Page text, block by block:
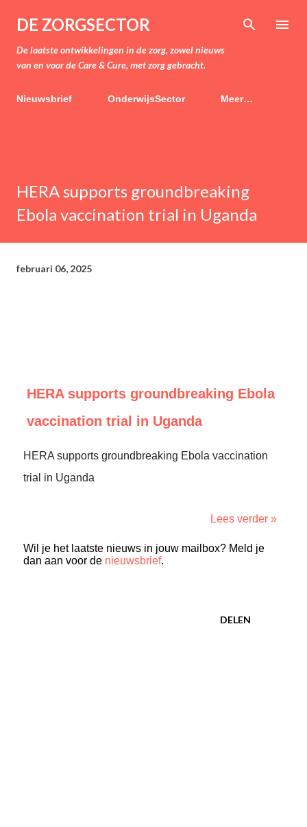
Doorgaan naar hoofdcontent
DE ZORGSECTOR
De laatste ontwikkelingen in de zorg, zowel nieuws
van en voor de Care & Cure, met zorg gebracht.
Nieuwsbrief OnderwijsSector Meer…
HERA supports groundbreaking
Ebola vaccination trial in Uganda
februari 06, 2025
HERA supports groundbreaking Ebola
vaccination trial in Uganda
HERA supports groundbreaking Ebola vaccination
trial in Uganda
Lees verder »
Wil je het laatste nieuws in jouw mailbox? Meld je
dan aan voor de nieuwsbrief.
DELEN